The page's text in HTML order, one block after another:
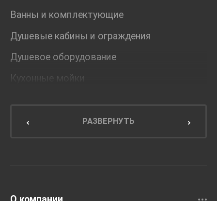
Ванны и комплектующие
Душевые кабины и ограждения
Душевое оборудование
Кухонные мойки
Мебель для кухниРАЗВЕРНУТЬ